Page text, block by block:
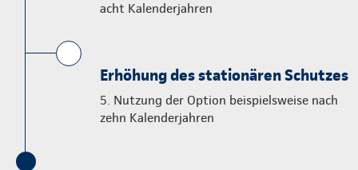
acht Kalenderjahren
Erhöhung des stationären Schutzes
5. Nutzung der Option beispielsweise nach
zehn Kalenderjahren